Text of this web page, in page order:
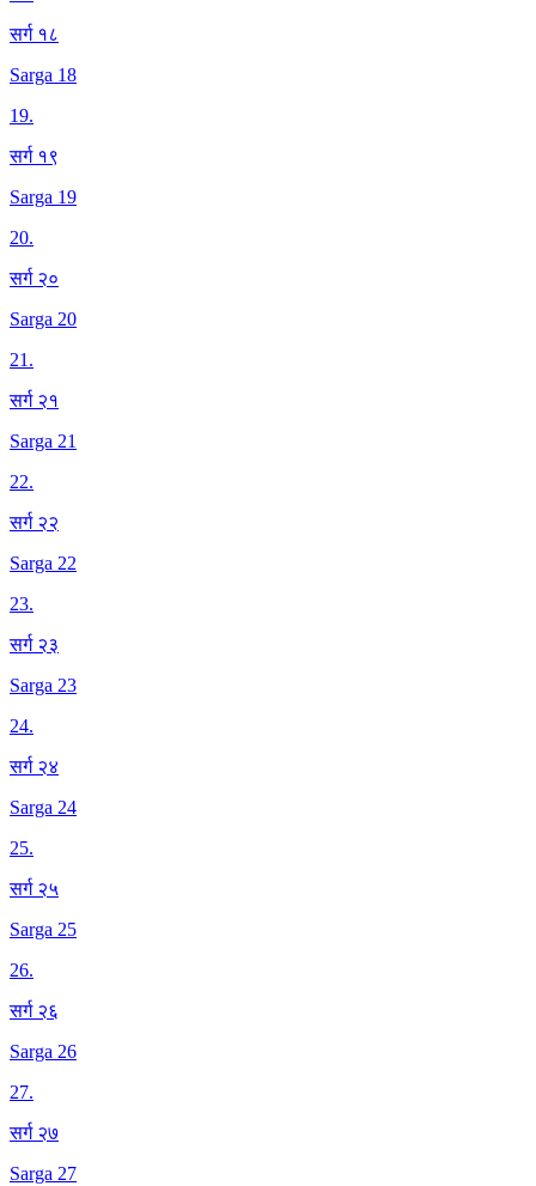
सर्ग १८
Sarga 18
19.
सर्ग १९
Sarga 19
20.
सर्ग २०
Sarga 20
21.
सर्ग २१
Sarga 21
22.
सर्ग २२
Sarga 22
23.
सर्ग २३
Sarga 23
24.
सर्ग २४
Sarga 24
25.
सर्ग २५
Sarga 25
26.
सर्ग २६
Sarga 26
27.
सर्ग २७
Sarga 27